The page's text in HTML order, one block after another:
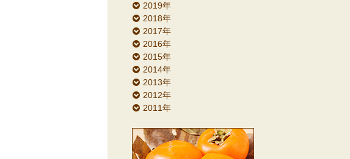
2019年
2018年
2017年
2016年
2015年
2014年
2013年
2012年
2011年